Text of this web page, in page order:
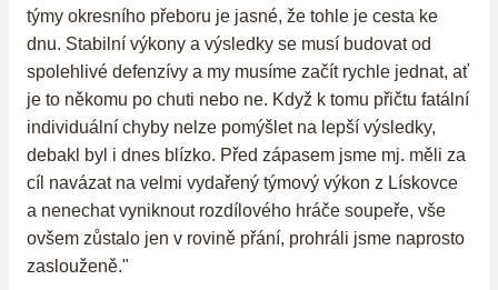
týmy okresního přeboru je jasné, že tohle je cesta ke
dnu. Stabilní výkony a výsledky se musí budovat od
spolehlivé defenzívy a my musíme začít rychle jednat, ať
je to někomu po chuti nebo ne. Když k tomu přičtu fatální
individuální chyby nelze pomýšlet na lepší výsledky,
debakl byl i dnes blízko. Před zápasem jsme mj. měli za
cíl navázat na velmi vydařený týmový výkon z Lískovce
a nenechat vyniknout rozdílového hráče soupeře, vše
ovšem zůstalo jen v rovině přání, prohráli jsme naprosto
zaslouženě."